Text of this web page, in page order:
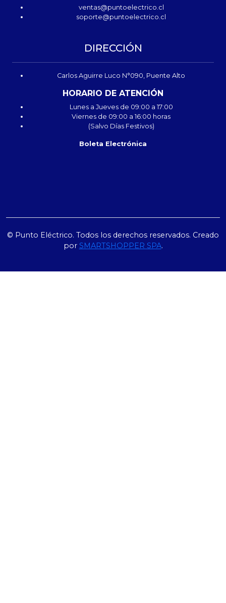
ventas@puntoelectrico.cl
soporte@puntoelectrico.cl
DIRECCIÓN
Carlos Aguirre Luco N°090, Puente Alto
HORARIO DE ATENCIÓN
Lunes a Jueves de 09:00 a 17:00
Viernes de 09:00 a 16:00 horas
(Salvo Días Festivos)
Boleta Electrónica
© Punto Eléctrico. Todos los derechos reservados. Creado
por SMARTSHOPPER SPA.